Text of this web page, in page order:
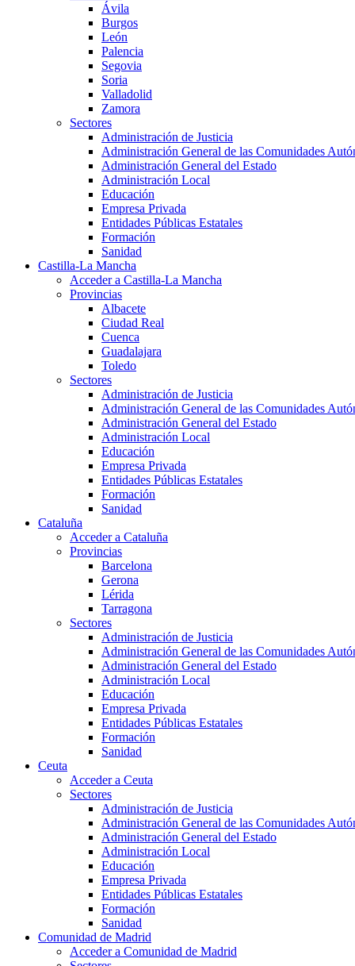
Ávila
Burgos
León
Palencia
Segovia
Soria
Valladolid
Zamora
Sectores
Administración de Justicia
Administración General de las Comunidades
Administración General del Estado
Administración Local
Educación
Empresa Privada
Entidades Públicas Estatales
Formación
Sanidad
Castilla-La Mancha
Acceder a Castilla-La Mancha
Provincias
Albacete
Ciudad Real
Cuenca
Guadalajara
Toledo
Sectores
Administración de Justicia
Administración General de las Comunidades
Administración General del Estado
Administración Local
Educación
Empresa Privada
Entidades Públicas Estatales
Formación
Sanidad
Cataluña
Acceder a Cataluña
Provincias
Barcelona
Gerona
Lérida
Tarragona
Sectores
Administración de Justicia
Administración General de las Comunidades
Administración General del Estado
Administración Local
Educación
Empresa Privada
Entidades Públicas Estatales
Formación
Sanidad
Ceuta
Acceder a Ceuta
Sectores
Administración de Justicia
Administración General de las Comunidades
Administración General del Estado
Administración Local
Educación
Empresa Privada
Entidades Públicas Estatales
Formación
Sanidad
Comunidad de Madrid
Acceder a Comunidad de Madrid